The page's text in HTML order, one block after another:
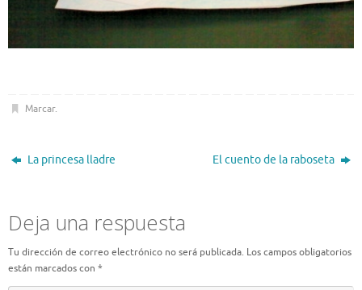
Marcar.
La princesa lladre El cuento de la raboseta
Deja una respuesta
Tu dirección de correo electrónico no será publicada. Los campos obligatorios
están marcados con *